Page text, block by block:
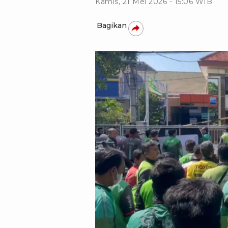
Bagikan
tvOne - rohmadi